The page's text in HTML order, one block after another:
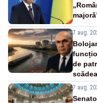
7 aug.
de
scădea
7 aug.